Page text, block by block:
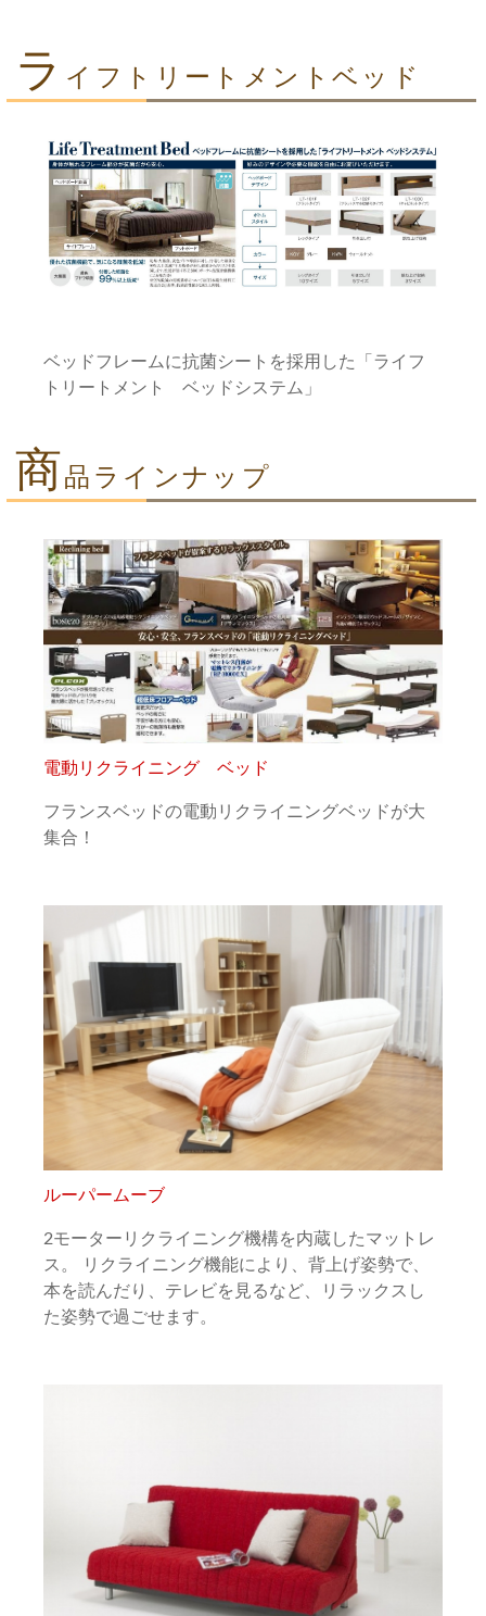
ラ イフトリートメントベッド
ベッドフレームに抗菌シートを採用した「ライフ
トリートメント ベッドシステム」
商 品ラインナップ
電動リクライニング ベッド
フランスベッドの電動リクライニングベッドが大
集合！
ルーパームーブ
2モーターリクライニング機構を内蔵したマットレ
ス。 リクライニング機能により、背上げ姿勢で、
本を読んだり、テレビを見るなど、リラックスし
た姿勢で過ごせます。